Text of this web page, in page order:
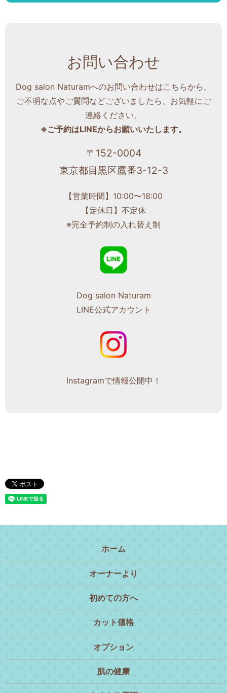
お問い合わせ
Dog salon Naturamへのお問い合わせはこちらから。
ご不明な点やご質問などございましたら、お気軽にご
連絡ください。
※ご予約はLINEからお願いいたします。
〒152-0004
東京都目黒区鷹番3-12-3
【営業時間】10:00〜18:00
【定休日】不定休
※完全予約制の入れ替え制
Dog salon Naturam
LINE公式アカウント
Instagramで情報公開中！
ホーム
オーナーより
初めての方へ
カット価格
オプション
肌の健康